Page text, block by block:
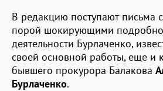
В редакцию поступают письма
порой шокирующими
деятельности Бурлаченко,
своей основной работы, еще и
бывшего прокурора Балакова
Бурлаченко.